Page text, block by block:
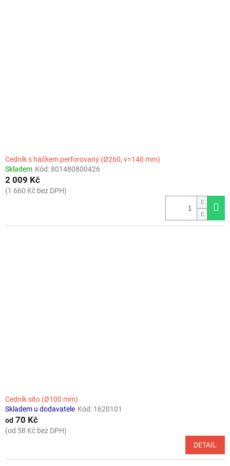
Cedník s háčkem perforovaný (Ø260, v=140 mm)
Skladem Kód: 801480800426
2 009 Kč
(1 660 Kč bez DPH)
Cedník síto (Ø100 mm)
Skladem u dodavatele Kód: 1620101
od 70 Kč
(od 58 Kč bez DPH)
DETAIL